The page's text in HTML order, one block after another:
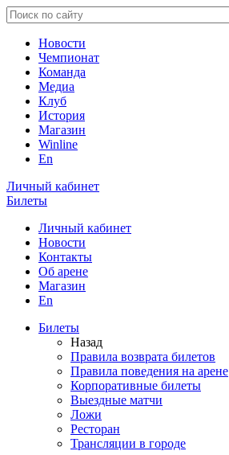
Новости
Чемпионат
Команда
Медиа
Клуб
История
Магазин
Winline
En
Личный кабинет
Билеты
Личный кабинет
Новости
Контакты
Об арене
Магазин
En
Билеты
Назад
Правила возврата билетов
Правила поведения на арене
Корпоративные билеты
Выездные матчи
Ложи
Ресторан
Трансляции в городе